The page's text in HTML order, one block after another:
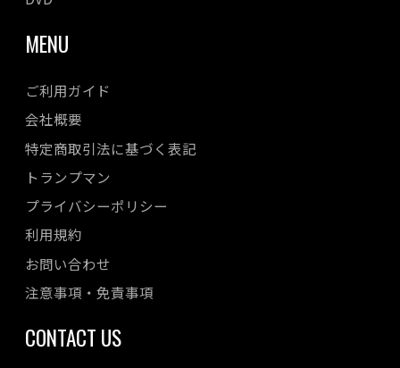
MENU
ご利用ガイド
会社概要
特定商取引法に基づく表記
トランプマン
プライバシーポリシー
利用規約
お問い合わせ
注意事項・免責事項
CONTACT US